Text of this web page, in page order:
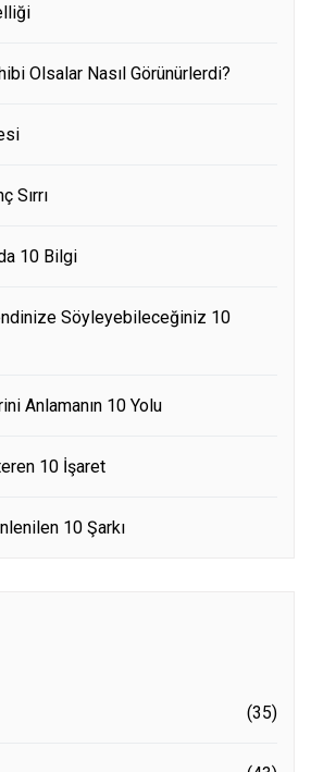
Olsalar Nasıl Görünürlerdi?
Sırrı
10 Bilgi
Söyleyebileceğiniz 10
Anlamanın 10 Yolu
10 İşaret
10 Şarkı
(35)